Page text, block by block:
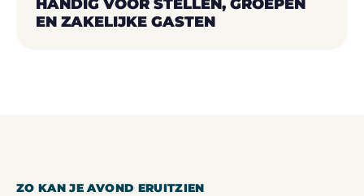
HANDIG VOOR STELLEN, GROEPEN
EN ZAKELIJKE GASTEN
ZO KAN JE AVOND ERUITZIEN